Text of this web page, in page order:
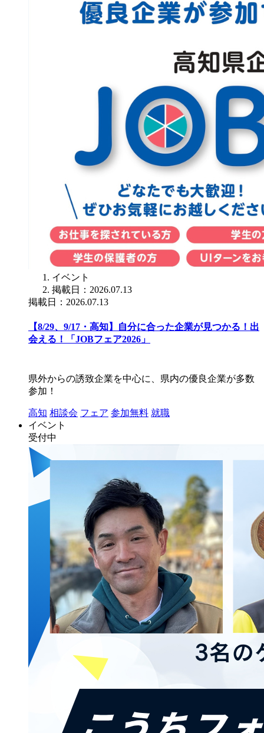
イベント
掲載日：2026.07.13
掲載日：2026.07.13
【8/29、9/17・高知】自分に合った企業が見つかる！出
会える！「JOBフェア2026」
県外からの誘致企業を中心に、県内の優良企業が多数
参加！
高知 相談会 フェア 参加無料 就職
イベント
受付中